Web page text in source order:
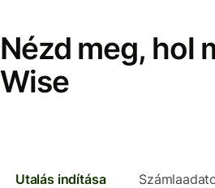
Nézd meg, hol
Wise
Utalás indítása